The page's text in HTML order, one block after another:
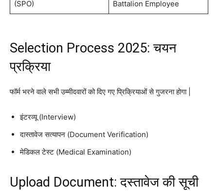
(SPO) Battalion Employee
Selection Process 2025: चयन
प्रक्रिया
फॉर्म भरने वाले सभी उम्मीदवारों को दिए गए प्रिक्रियाओं से गुजरना होगा |
इंटरव्यू (Interview)
दास्तावेज सत्यापन (Document Verification)
मेडिकल टेस्ट (Medical Examination)
Upload Document: दस्तावेज की सूची